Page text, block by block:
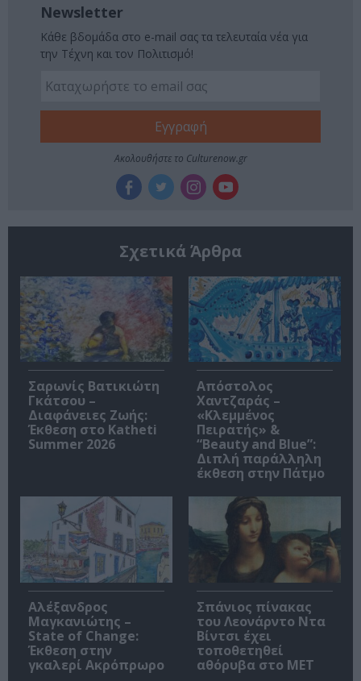
Newsletter
Κάθε βδομάδα στο e-mail σας τα τελευταία νέα για
την Τέχνη και τον Πολιτισμό!
Ακολουθήστε το Culturenow.gr
Σχετικά Άρθρα
Σαρωνίς Βατικιώτη
Γκάτσου –
Διαφάνειες Ζωής:
Έκθεση στο Katheti
Summer 2026
Απόστολος
Χαντζαράς –
«Κλεμμένος
Πειρατής» &
“Beauty and Blue”:
Διπλή παράλληλη
έκθεση στην Πάτμο
Αλέξανδρος
Μαγκανιώτης –
State of Change:
Έκθεση στην
γκαλερί Ακρόπρωρο
Σπάνιος πίνακας
του Λεονάρντο Ντα
Βίντσι έχει
τοποθετηθεί
αθόρυβα στο MET